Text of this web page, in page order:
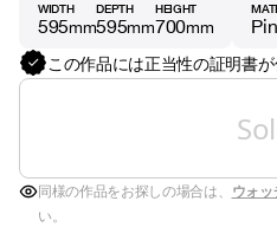
WIDTH
595mm
DEPTH
595mm
HEIGHT
700mm
この作品には正当性の証明書が
同様の作品をお探しの場合は、 ウォ
い。